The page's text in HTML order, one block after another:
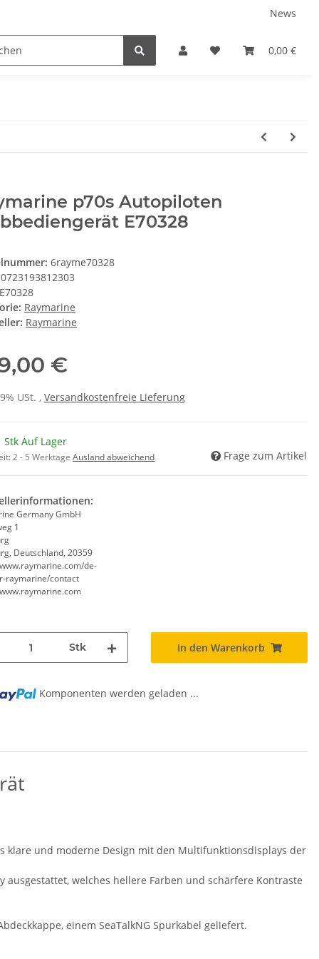
News
0,00 €
p70s Autopiloten
E70328
6rayme70328
0723193812303
E70328
Raymarine
Raymarine
€
USt. , Versandkostenfreie Lieferung
Stk Auf Lager
2 - 5 Werktage Ausland abweichend Frage zum Artikel
Germany GmbH
1
Deutschland, 20359
de-
raymarine/contact
Stk In den Warenkorb
Komponenten werden geladen ...
klare und moderne Design mit den Multifunktionsdisplays der
welches hellere Farben und schärfere Kontraste
einem SeaTalkNG Spurkabel geliefert.